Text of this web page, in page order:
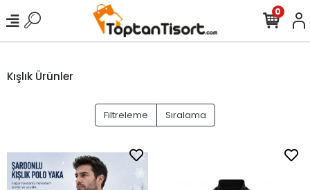
0
Kışlık Ürünler
Filtreleme Sıralama